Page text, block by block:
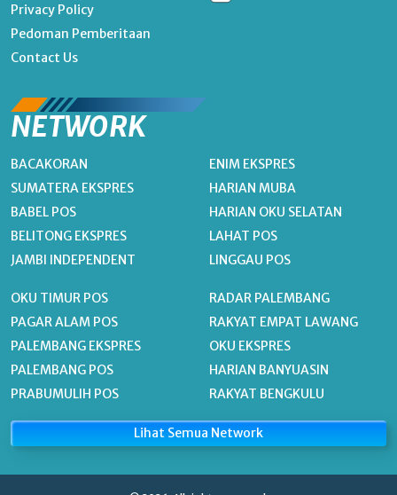
Privacy Policy
Pedoman Pemberitaan
Contact Us
NETWORK
BACAKORAN
SUMATERA EKSPRES
BABEL POS
BELITONG EKSPRES
JAMBI INDEPENDENT
ENIM EKSPRES
HARIAN MUBA
HARIAN OKU SELATAN
LAHAT POS
LINGGAU POS
OKU TIMUR POS
PAGAR ALAM POS
PALEMBANG EKSPRES
PALEMBANG POS
PRABUMULIH POS
RADAR PALEMBANG
RAKYAT EMPAT LAWANG
OKU EKSPRES
HARIAN BANYUASIN
RAKYAT BENGKULU
Lihat Semua Network